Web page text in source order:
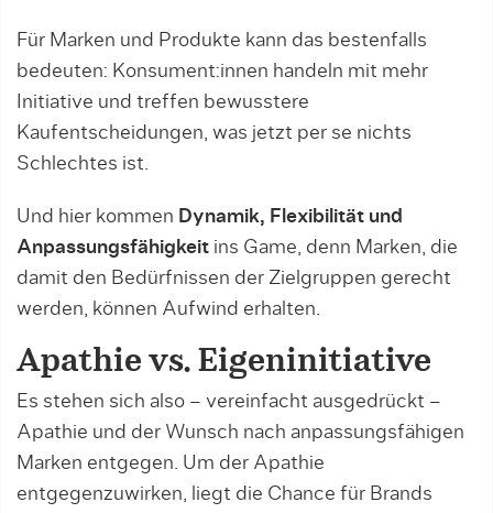
Für Marken und Produkte kann das bestenfalls
bedeuten: Konsument:innen handeln mit mehr
Initiative und treffen bewusstere
Kaufentscheidungen, was jetzt per se nichts
Schlechtes ist.
Und hier kommen Dynamik, Flexibilität und
Anpassungsfähigkeit ins Game, denn Marken, die
damit den Bedürfnissen der Zielgruppen gerecht
werden, können Aufwind erhalten.
Apathie vs. Eigeninitiative
Es stehen sich also – vereinfacht ausgedrückt –
Apathie und der Wunsch nach anpassungsfähigen
Marken entgegen. Um der Apathie
entgegenzuwirken, liegt die Chance für Brands